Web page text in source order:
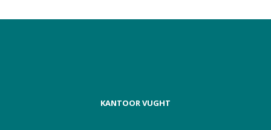
KANTOOR VUGHT